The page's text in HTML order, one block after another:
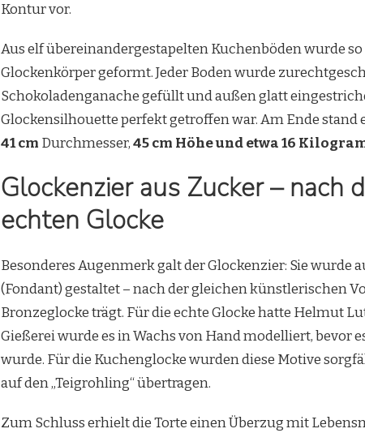
Kontur vor.
Aus elf übereinandergestapelten Kuchenböden wurde
Glockenkörper geformt. Jeder Boden wurde
Schokoladenganache gefüllt und außen glatt
Glockensilhouette perfekt getroffen war. Am Ende
41 cm Durchmesser,45 cm Höhe und etwa 16
Glockenzier aus Zucker – nach
echten Glocke
Besonderes Augenmerk galt der Glockenzier: Sie wurde
(Fondant) gestaltet – nach der gleichen künstlerischen
Bronzeglocke trägt. Für die echte Glocke hatte Helmut
Gießerei wurde es in Wachs von Hand modelliert, bevor
wurde. Für die Kuchenglocke wurden diese Motive
auf den „Teigrohling“ übertragen.
Zum Schluss erhielt die Torte einen Überzug mit